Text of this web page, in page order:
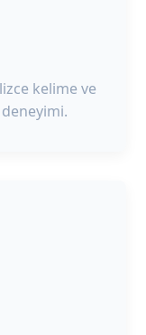
kelime ve